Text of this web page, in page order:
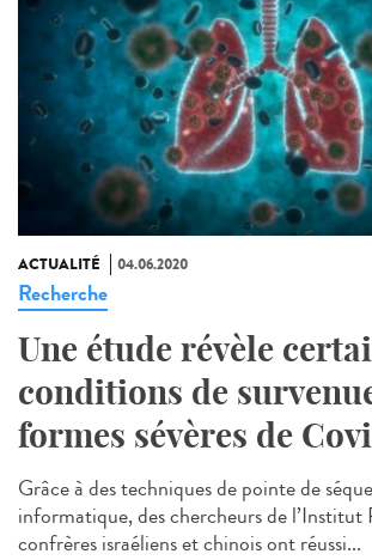
ACTUALITÉ 04.06.2020
Recherche
Une étude révèle
conditions de
formes sévères de
Grâce à des techniques de pointe de
informatique, des chercheurs de l’Institut
confrères israéliens et chinois ont réussi...